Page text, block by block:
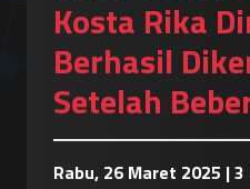
Kosta Rika
Berhasil
Setelah
Rabu, 26 Maret 2025 |3